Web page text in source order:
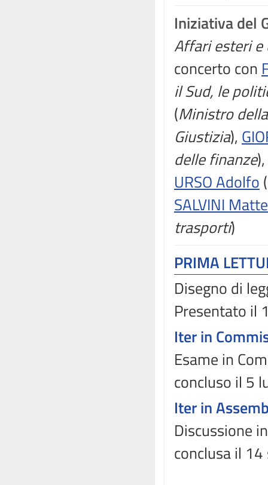
Iniziativa del
Affari esteri e
concerto con
il Sud, le
(Ministro
Giustizia),
delle finanze),
URSO Adolfo (
SALVINI
trasporti)
PRIMA
Disegno di
Presentato il
Iter in
Esame in
concluso il 5
Iter in
Discussione
conclusa il